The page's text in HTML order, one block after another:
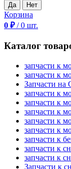
Корзина
0 ₽ /0 шт.
Каталог
запчасти к
запчасти к
Запчасти на
запчасти к
запчасти к
запчасти к
запчасти к
запчасти к
запчасти
запчасти к
запчасти к
Запчасти к